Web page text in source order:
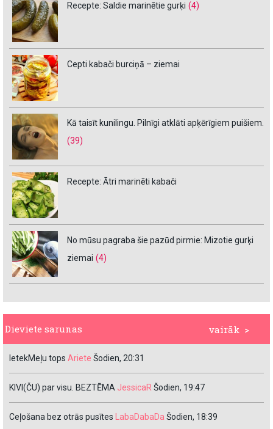
Recepte: Saldie marinētie gurķi (4)
Cepti kabači burciņā – ziemai
Kā taisīt kunilingu. Pilnīgi atklāti apķērīgiem puišiem.
(39)
Recepte: Ātri marinēti kabači
No mūsu pagraba šie pazūd pirmie: Mizotie gurķi
ziemai (4)
vairāk >
Dieviete sarunas
IetekMeļu tops Ariete Šodien, 20:31
KIVI(ČU) par visu. BEZTĒMA JessicaRŠodien, 19:47
Ceļošana bez otrās pusītes LabaDabaDa Šodien, 18:39